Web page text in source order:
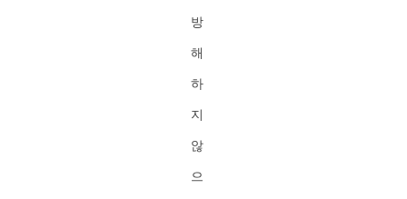
방
해
하
지
않
으